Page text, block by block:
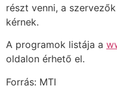
részt venni, a
kérnek.
A programok listája a
oldalon érhető el.
Forrás: MTI